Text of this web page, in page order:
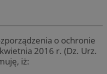
o ochronie
2016 r. (Dz. Urz.
iż: